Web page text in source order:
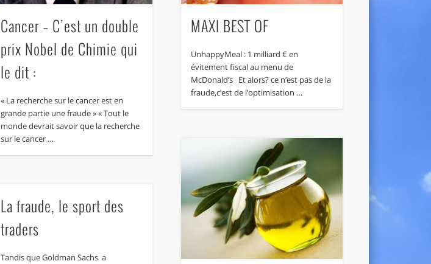
Cancer – C’est un double
prix Nobel de Chimie qui
le dit :
« La recherche sur le cancer est en
grande partie une fraude » « Tout le
monde devrait savoir que la recherche
sur le cancer …
MAXI BEST OF
UnhappyMeal : 1 milliard € en
évitement fiscal au menu de
McDonald’s Et alors? ce n’est pas de la
fraude,c’est de l’optimisation …
La fraude, le sport des
traders
Tandis que Goldman Sachs a